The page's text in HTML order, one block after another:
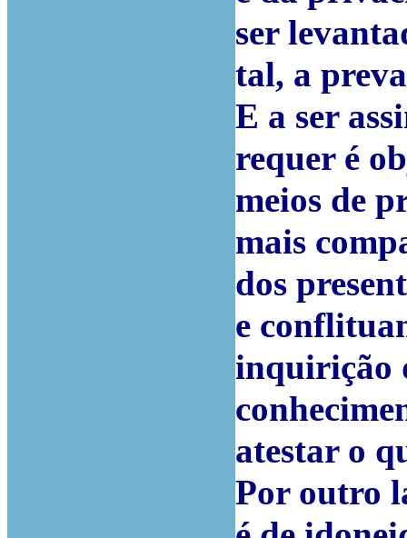
ser
tal, a
E a ser
requer é
meios de
mais
dos
e
inquirição
atestar o
Por outro